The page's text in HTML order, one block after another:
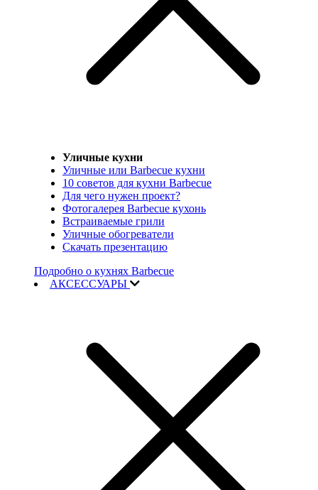
Уличные кухни
Уличные или Barbecue кухни
10 советов для кухни Barbecue
Для чего нужен проект?
Фотогалерея Barbecue кухонь
Встраиваемые грили
Уличные обогреватели
Скачать презентацию
Подробно о кухнях Barbecue
АКСЕССУАРЫ